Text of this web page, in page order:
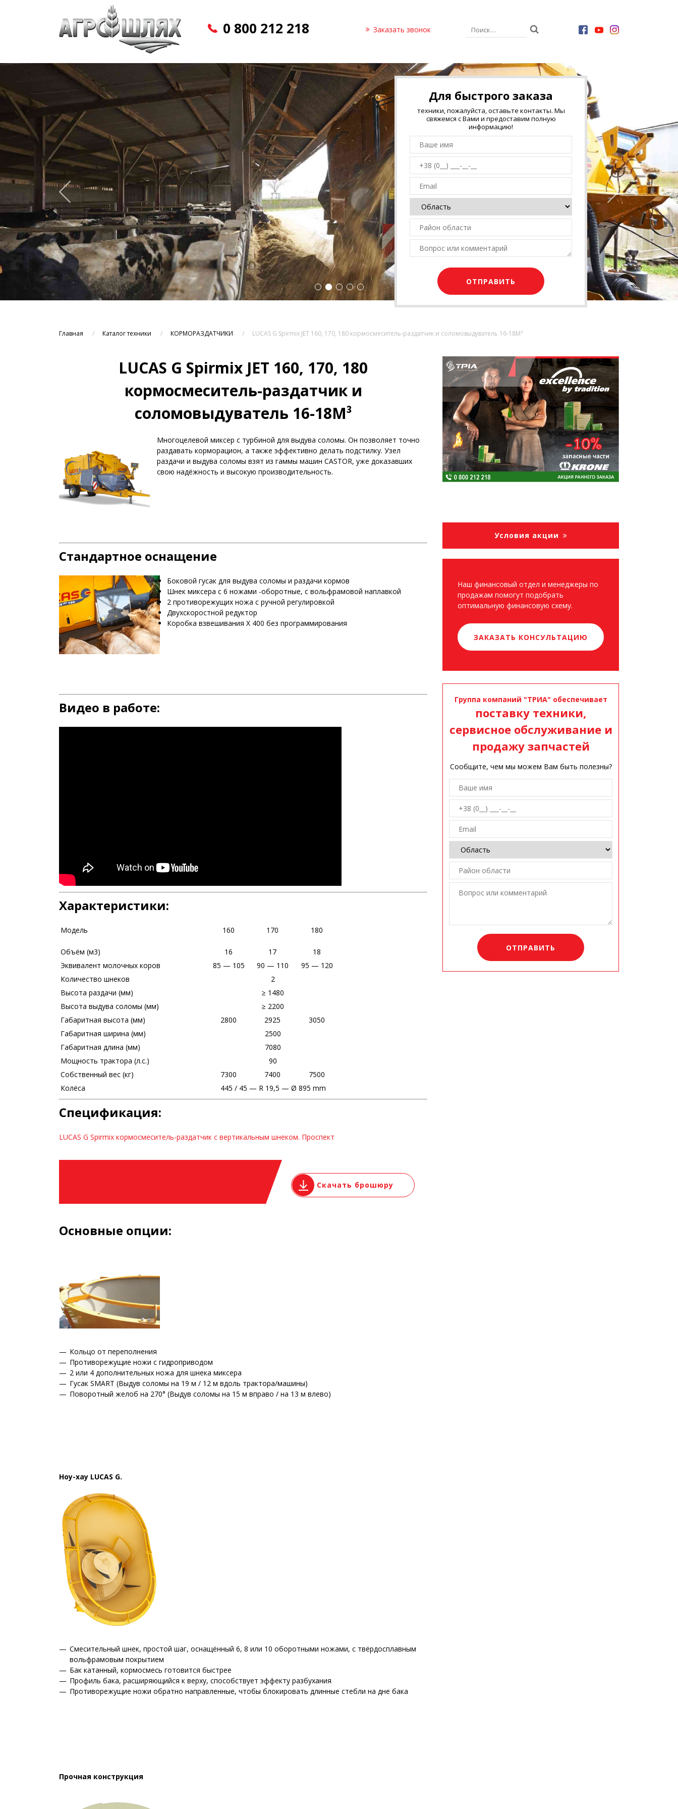
0 800 212 218 Заказать звонок
Для быстрого заказа
техники, пожалуйста, оставьте контакты. Мы
свяжемся с Вами и предоставим полную
информацию!
Главная Каталог техники КОРМОРАЗДАТЧИКИ LUCAS G Spirmix JET 160, 170, 180 кормосмеситель-раздатчик и соломовыдуватель 16-18M³
LUCAS G Spirmix JET 160, 170, 180
кормосмеситель-раздатчик и
соломовыдуватель 16-18M³
Многоцелевой миксер с турбиной для выдува соломы. Он позволяет точно
раздавать корморацион, а также эффективно делать подстилку. Узел
раздачи и выдува соломы взят из гаммы машин CASTOR, уже доказавших
свою надёжность и высокую производительность.
Стандартное оснащение
Боковой гусак для выдува соломы и раздачи кормов
Шнек миксера с 6 ножами -оборотные, с вольфрамовой наплавкой
2 противорежущих ножа с ручной регулировкой
Двухскоростной редуктор
Коробка взвешивания Х 400 без программирования
Видео в работе:
Характеристики:
Модель 160 170 180
Объём (м3) 16 17
18
Эквивалент молочных коров
85 — 105 90 — 110
95 — 120
Количество шнеков
2
Высота раздачи (мм)
≥ 1480
Высота выдува соломы (мм)
≥ 2200
Габаритная высота (мм)
2800 2925
3050
Габаритная ширина (мм)
2500
Габаритная длина (мм)
7080
Мощность трактора (л.с.)
90
Собственный вес (кг)
7300 7400
7500
Колёса
445 / 45 — R 19,5 — Ø 895 mm
Спецификация:
LUCAS G Spirmix кормосмеситель-раздатчик с вертикальным шнеком. Проспект
Скачать брошюру
Основные опции:
Кольцо от переполнения
Противорежущие ножи с гидроприводом
2 или 4 дополнительных ножа для шнека миксера
Гусак SMART (Выдув соломы на 19 м / 12 м вдоль трактора/машины)
Поворотный желоб на 270° (Выдув соломы на 15 м вправо / на 13 м влево)
Ноу-хау LUCAS G.
Смесительный шнек, простой шаг, оснащённый 6, 8 или 10 оборотными ножами, с твёрдосплавным
вольфрамовым покрытием
Бак катанный, кормосмесь готовится быстрее
Профиль бака, расширяющийся к верху, способствует эффекту разбухания
Противорежущие ножи обратно направленные, чтобы блокировать длинные стебли на дне бака
Прочная конструкция
Условия акции
Наш финансовый отдел и менеджеры по
продажам помогут подобрать
оптимальную финансовую схему.
ЗАКАЗАТЬ КОНСУЛЬТАЦИЮ
Группа компаний "ТРИА" обеспечивает
поставку техники,
сервисное обслуживание и
продажу запчастей
Сообщите, чем мы можем Вам быть полезны?